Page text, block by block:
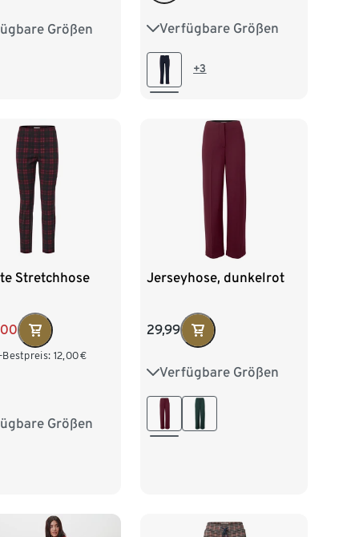
Größen
38 40 42 Verfügbare Größen
36 38 40 42
44 46
+3
Stretchhose
Bestpreis: 12,00€
Größen
38 40 42
Jerseyhose, dunkelrot
29,99
Verfügbare Größen
36 38 40 42
44 46